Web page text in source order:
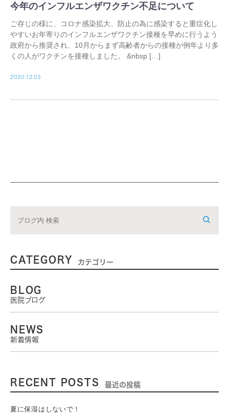
今年のインフルエンザワクチン不足について
ご存じの様に、コロナ感染拡大、防止の為に感染すると重症化し
やすいお年寄りのインフルエンザワクチン接種を早めに行うよう
政府から推奨され、10月からまず高齢者からの接種が例年より多
くの人がワクチンを接種しました。 &nbsp […]
2020.12.03
CATEGORY カテゴリー
BLOG
医院ブログ
NEWS
新着情報
RECENT POSTS 最近の投稿
夏に保湿はしないで！